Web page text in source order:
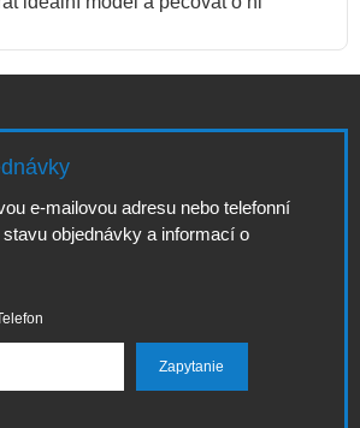
e-mailovou adresu nebo telefonní
objednávky a informací o